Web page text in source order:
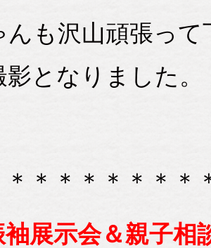
んも沢山頑張っ
となりました。
＊＊＊＊＊＊＊
袖展示会＆親子